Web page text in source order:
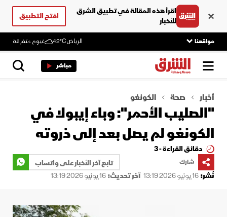
اقرأ هذه المقالة في تطبيق الشرق
للأخبار
افتح التطبيق
مواقعنا الرياض42°C غيوم متفرقة
مباشر
أخبار صحة الكونغو
"الصليب الأحمر": وباء إيبولا في
الكونغو لم يصل بعد إلى ذروته
دقائق القراءة - 3
شارك
تابع آخر الأخبار على واتساب
نُشر:16 يونيو 2026 13:19 آخر تحديث:16 يونيو 2026 13:19